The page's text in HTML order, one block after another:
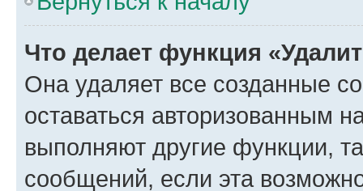
Что делает функция
Она удаляет все созданные
оставаться авторизованным
выполняют другие функции,
сообщений, если эта